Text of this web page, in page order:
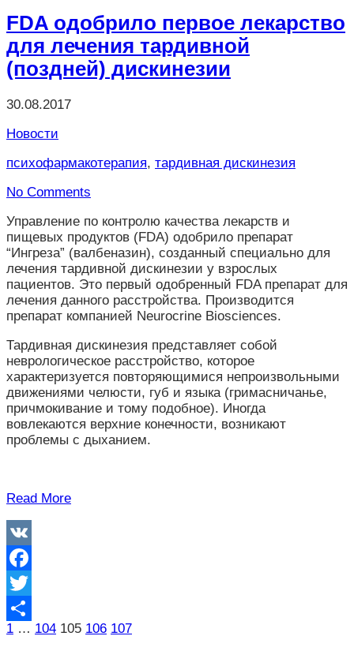
FDA одобрило первое лекарство
для лечения тардивной
(поздней) дискинезии
30.08.2017
Новости
психофармакотерапия, тардивная дискинезия
No Comments
Управление по контролю качества лекарств и
пищевых продуктов (FDA) одобрило препарат
“Ингреза” (валбеназин), созданный специально для
лечения тардивной дискинезии у взрослых
пациентов. Это первый одобренный FDA препарат для
лечения данного расстройства. Производится
препарат компанией Neurocrine Biosciences.
Тардивная дискинезия представляет собой
неврологическое расстройство, которое
характеризуется повторяющимися непроизвольными
движениями челюсти, губ и языка (гримасничанье,
причмокивание и тому подобное). Иногда
вовлекаются верхние конечности, возникают
проблемы с дыханием.
Read More
VK
Facebook
Twitter
Отправить
Пагинация
1 … 104 105 106 107